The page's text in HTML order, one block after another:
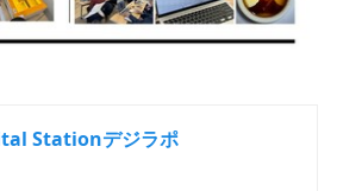
Stationデジラポ